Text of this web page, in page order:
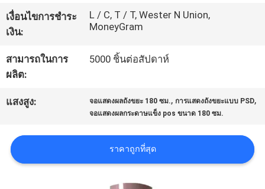
ควบคุม
คุณภาพ
ติดต่อ
เรา
ขอ
เงื่อนไขการชำระ
เงิน:
L / C, T / T, Wester N Union,
MoneyGram
สามารถในการ
ผลิต:
5000 ชิ้นต่อสัปดาห์
แสงสูง: จอแสดงผลถังขยะ 180 ซม., การแสดงถังขยะแบบ PSD,
จอแสดงผลกระดาษแข็ง pos ขนาด 180 ซม.
ราคาถูกที่สุด